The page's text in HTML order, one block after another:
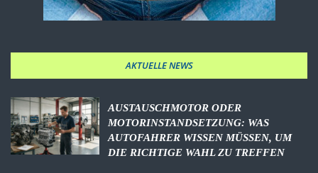
AKTUELLE NEWS
AUSTAUSCHMOTOR ODER
MOTORINSTANDSETZUNG: WAS
AUTOFAHRER WISSEN MÜSSEN, UM
DIE RICHTIGE WAHL ZU TREFFEN